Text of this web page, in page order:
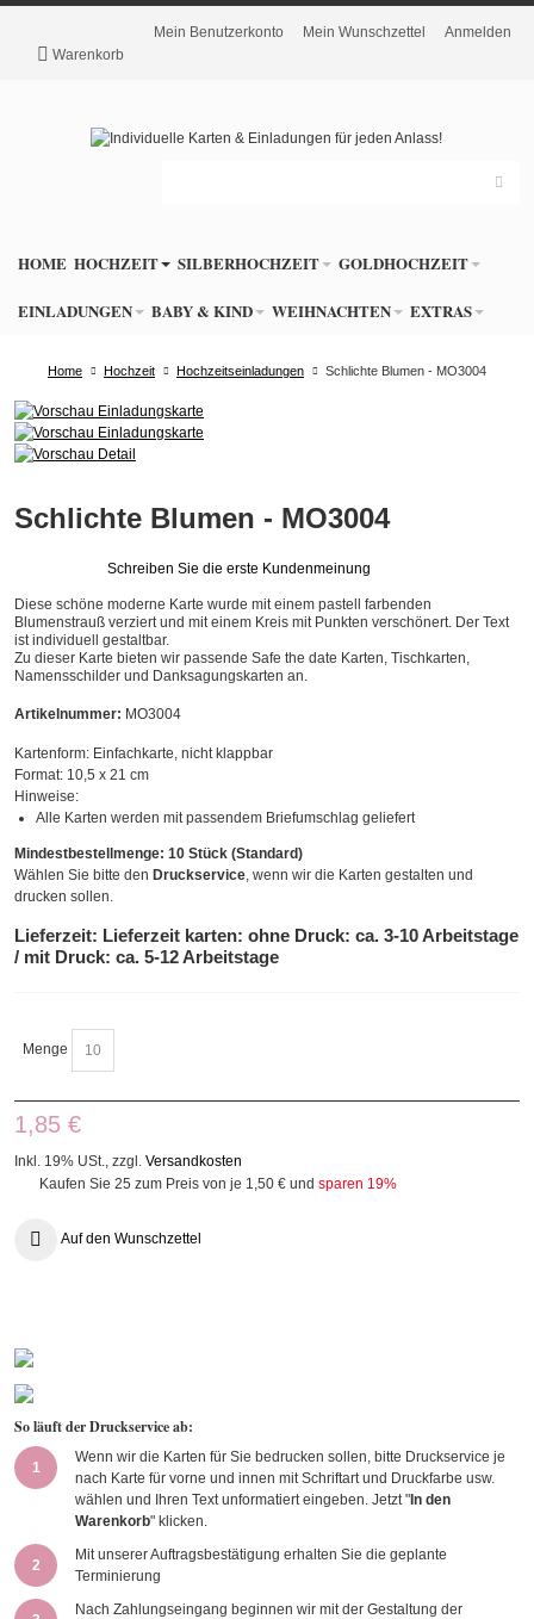
Warenkorb
Mein Benutzerkonto Mein Wunschzettel Anmelden
HOME HOCHZEIT SILBERHOCHZEIT GOLDHOCHZEIT
EINLADUNGEN BABY & KIND WEIHNACHTEN EXTRAS
Home Hochzeit Hochzeitseinladungen Schlichte Blumen - MO3004
Schlichte Blumen - MO3004
Schreiben Sie die erste Kundenmeinung
Diese schöne moderne Karte wurde mit einem pastell farbenden
Blumenstrauß verziert und mit einem Kreis mit Punkten verschönert. Der Text
ist individuell gestaltbar.
Zu dieser Karte bieten wir passende Safe the date Karten, Tischkarten,
Namensschilder und Danksagungskarten an.
Artikelnummer: MO3004
Kartenform: Einfachkarte, nicht klappbar
Format: 10,5 x 21 cm
Hinweise:
Alle Karten werden mit passendem Briefumschlag geliefert
Mindestbestellmenge: 10 Stück (Standard)
Wählen Sie bitte den Druckservice, wenn wir die Karten gestalten und
drucken sollen.
Lieferzeit: Lieferzeit karten: ohne Druck: ca. 3-10 Arbeitstage
/ mit Druck: ca. 5-12 Arbeitstage
Menge
1,85 €
Inkl. 19% USt., zzgl. Versandkosten
Kaufen Sie 25 zum Preis von je 1,50 € und sparen 19%
Auf den Wunschzettel
So läuft der Druckservice ab:
1
Wenn wir die Karten für Sie bedrucken sollen, bitte Druckservice je
nach Karte für vorne und innen mit Schriftart und Druckfarbe usw.
wählen und Ihren Text unformatiert eingeben. Jetzt " In den
Warenkorb" klicken.
2
Mit unserer Auftragsbestätigung erhalten Sie die geplante
Terminierung
Nach Zahlungseingang beginnen wir mit der Gestaltung der